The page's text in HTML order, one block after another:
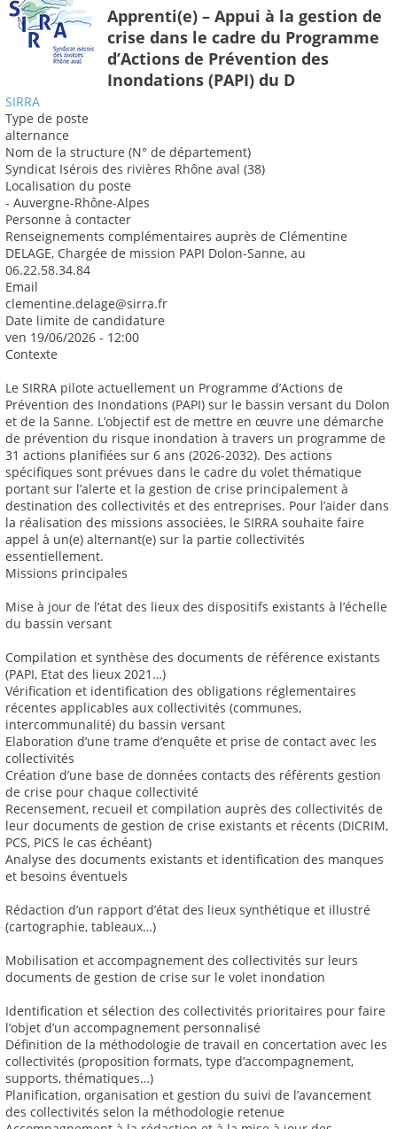
Apprenti(e) – Appui à la gestion de
crise dans le cadre du Programme
d’Actions de Prévention des
Inondations (PAPI) du D
SIRRA
Type de poste
alternance
Nom de la structure (N° de département)
Syndicat Isérois des rivières Rhône aval (38)
Localisation du poste
- Auvergne-Rhône-Alpes
Personne à contacter
Renseignements complémentaires auprès de Clémentine
DELAGE, Chargée de mission PAPI Dolon-Sanne, au
06.22.58.34.84
Email
clementine.delage@sirra.fr
Date limite de candidature
ven 19/06/2026 - 12:00
Contexte
Le SIRRA pilote actuellement un Programme d’Actions de
Prévention des Inondations (PAPI) sur le bassin versant du Dolon
et de la Sanne. L’objectif est de mettre en œuvre une démarche
de prévention du risque inondation à travers un programme de
31 actions planifiées sur 6 ans (2026-2032). Des actions
spécifiques sont prévues dans le cadre du volet thématique
portant sur l’alerte et la gestion de crise principalement à
destination des collectivités et des entreprises. Pour l’aider dans
la réalisation des missions associées, le SIRRA souhaite faire
appel à un(e) alternant(e) sur la partie collectivités
essentiellement.
Missions principales
Mise à jour de l’état des lieux des dispositifs existants à l’échelle
du bassin versant
Compilation et synthèse des documents de référence existants
(PAPI, Etat des lieux 2021…)
Vérification et identification des obligations réglementaires
récentes applicables aux collectivités (communes,
intercommunalité) du bassin versant
Elaboration d’une trame d’enquête et prise de contact avec les
collectivités
Création d’une base de données contacts des référents gestion
de crise pour chaque collectivité
Recensement, recueil et compilation auprès des collectivités de
leur documents de gestion de crise existants et récents (DICRIM,
PCS, PICS le cas échéant)
Analyse des documents existants et identification des manques
et besoins éventuels
Rédaction d’un rapport d’état des lieux synthétique et illustré
(cartographie, tableaux…)
Mobilisation et accompagnement des collectivités sur leurs
documents de gestion de crise sur le volet inondation
Identification et sélection des collectivités prioritaires pour faire
l’objet d’un accompagnement personnalisé
Définition de la méthodologie de travail en concertation avec les
collectivités (proposition formats, type d’accompagnement,
supports, thématiques…)
Planification, organisation et gestion du suivi de l’avancement
des collectivités selon la méthodologie retenue